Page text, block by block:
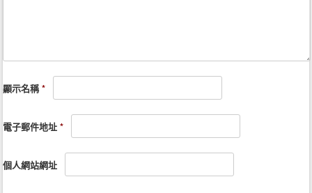
顯示名稱*
電子郵件地址*
個人網站網址